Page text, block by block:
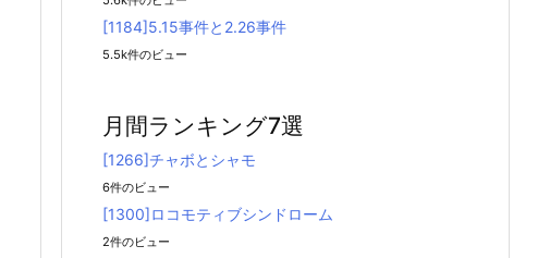
[1184]5.15事件と2.26事件
5.5k件のビュー
月間ランキング7選
[1266]チャボとシャモ
6件のビュー
[1300]ロコモティブシンドローム
2件のビュー